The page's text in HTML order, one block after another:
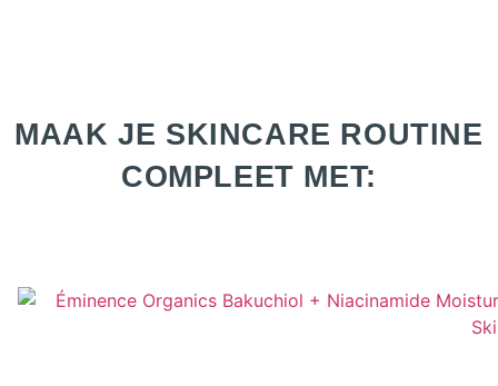
MAAK JE SKINCARE ROUTINE
COMPLEET MET: